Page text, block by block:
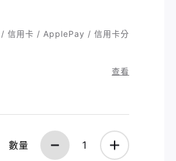
信用卡 / ApplePay / 信用卡分
查看
數量 1